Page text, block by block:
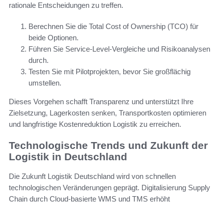
rationale Entscheidungen zu treffen.
Berechnen Sie die Total Cost of Ownership (TCO) für
beide Optionen.
Führen Sie Service-Level-Vergleiche und Risikoanalysen
durch.
Testen Sie mit Pilotprojekten, bevor Sie großflächig
umstellen.
Dieses Vorgehen schafft Transparenz und unterstützt Ihre
Zielsetzung, Lagerkosten senken, Transportkosten optimieren
und langfristige Kostenreduktion Logistik zu erreichen.
Technologische Trends und Zukunft der
Logistik in Deutschland
Die Zukunft Logistik Deutschland wird von schnellen
technologischen Veränderungen geprägt. Digitalisierung Supply
Chain durch Cloud-basierte WMS und TMS erhöht